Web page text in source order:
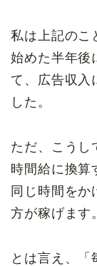
私は上記のこ
始めた半年後
て、広告収入
した。
ただ、こうし
時間給に換算
同じ時間をか
方が稼げます
とは言え、「